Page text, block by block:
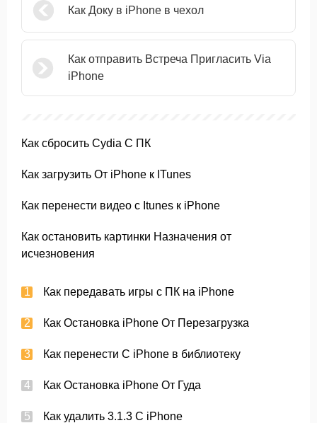
Как Доку в iPhone в чехол
Как отправить Встреча Пригласить Via
iPhone
Как сбросить Cydia С ПК
Как загрузить От iPhone к ITunes
Как перенести видео с Itunes к iPhone
Как остановить картинки Назначения от
исчезновения
Как передавать игры с ПК на iPhone
Как Остановка iPhone От Перезагрузка
Как перенести С iPhone в библиотеку
Как Остановка iPhone От Гуда
Как удалить 3.1.3 С iPhone